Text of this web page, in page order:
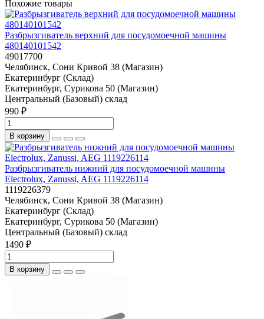
Похожие товары
Разбрызгиватель верхний для посудомоечной машины
480140101542
49017700
Челябинск, Сони Кривой 38 (Магазин)
Екатеринбург (Склад)
Екатеринбург, Сурикова 50 (Магазин)
Центральный (Базовый) склад
990 ₽
В корзину
Разбрызгиватель нижний для посудомоечной машины
Electrolux, Zanussi, AEG 1119226114
1119226379
Челябинск, Сони Кривой 38 (Магазин)
Екатеринбург (Склад)
Екатеринбург, Сурикова 50 (Магазин)
Центральный (Базовый) склад
1490 ₽
В корзину